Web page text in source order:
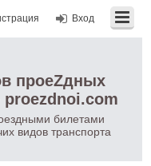
Вход
проеZдных
proezdnoi.com
билетами
видов транспорта